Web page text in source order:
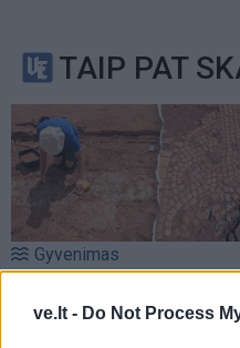
ve.lt - Do Not Process
TAIP PAT
Gyvenimas
nei 1600 metų: Anglijoje